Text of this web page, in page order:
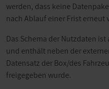
werden, dass keine
nach Ablauf einer Frist erneut
Das Schema der Nutzdaten
und enthält neben der
Datensatz der Box/des
freigegeben wurde.